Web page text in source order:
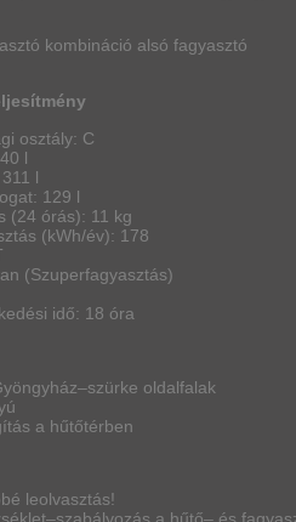
kombináció alsó fagyasztó
osztály: C
l
l
129 l
(24 órás): 11 kg
(kWh/év): 178
(Szuperfagyasztás)
idő: 18 óra
oldalfalak
a hűtőtérben
leolvasztás!